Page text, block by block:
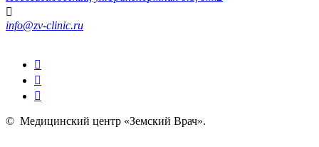
info@zv-clinic.ru
© Медицинский центр «Земский Врач».